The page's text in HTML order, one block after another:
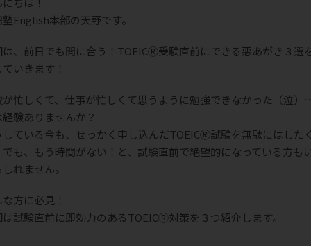
English本部の天野です。
は、前日でも間に合う！TOEICⓇ受験直前にできる悪あがき３選
いきます！
が忙しくて、仕事が忙しくて思うように勉強できなかった（泣
験ありませんか？
している今も、せっかく申し込んだTOEICⓇ試験を無駄にはした
も、もう時間がない！と、試験直前で絶望的になっている方も
れません。
方に必見！
試験直前に即効力のあるTOEICⓇ対策を３つ紹介します。